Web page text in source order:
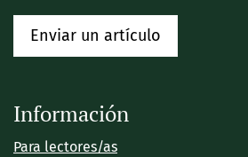
Enviar un artículo
Información
Para lectores/as